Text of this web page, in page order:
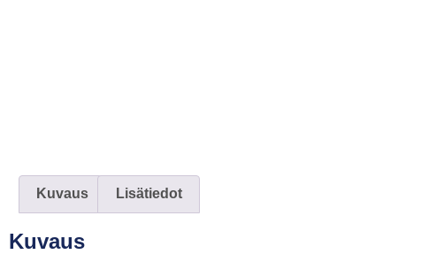
Kuvaus Lisätiedot
Kuvaus